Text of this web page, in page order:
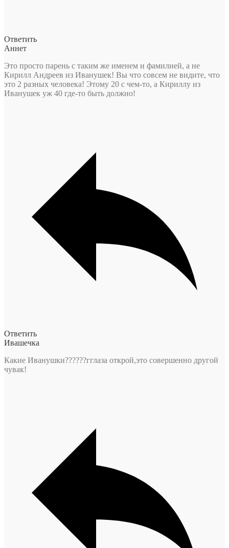
Ответить
Аннет
Это просто парень с таким же именем и фамилией, а не
Кирилл Андреев из Иванушек! Вы что совсем не видите, что
это 2 разных человека! Этому 20 с чем-то, а Кириллу из
Иванушек уж 40 где-то быть должно!
Ответить
Ивашечка
Какие Иванушки??????гглаза открой,это совершенно другой
чувак!